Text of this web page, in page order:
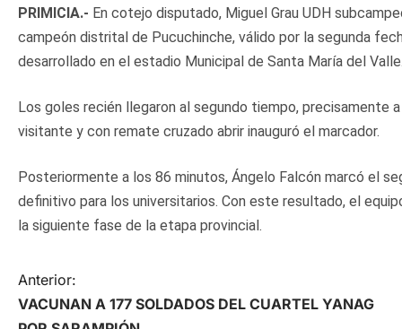
PRIMICIA.- En cotejo disputado, Miguel Grau UDH
campeón distrital de Pucuchinche, válido por la segunda
desarrollado en el estadio Municipal de Santa María del Valle.
Los goles recién llegaron al segundo tiempo, precisamente
visitante y con remate cruzado abrir inauguró el marcador.
Posteriormente a los 86 minutos, Ángelo Falcón marcó el
definitivo para los universitarios. Con este resultado, el
la siguiente fase de la etapa provincial.
N
Anterior:
VACUNAN A 177 SOLDADOS DEL CUARTEL YANAG